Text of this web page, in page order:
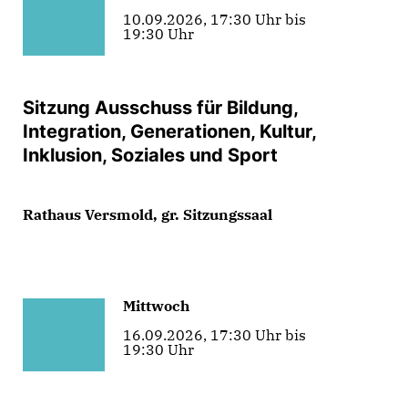
10.09.2026, 17:30 Uhr bis
19:30 Uhr
Sitzung Ausschuss für Bildung,
Integration, Generationen, Kultur,
Inklusion, Soziales und Sport
Rathaus Versmold, gr. Sitzungssaal
Mittwoch
16.09.2026, 17:30 Uhr bis
19:30 Uhr